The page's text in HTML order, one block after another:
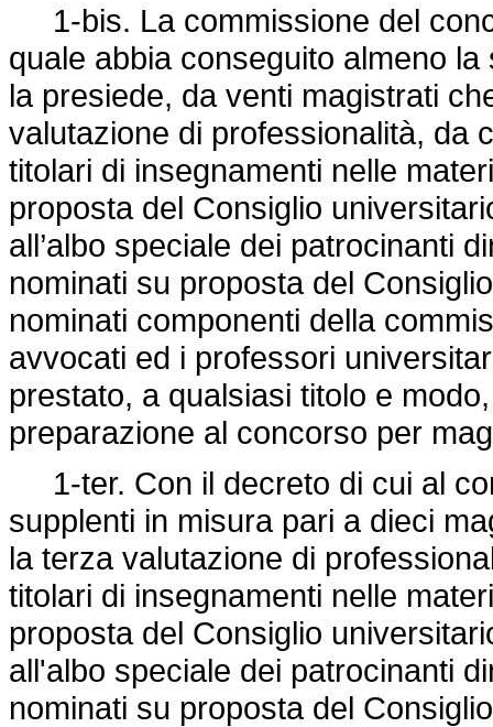
1-bis. La commissione del
quale abbia conseguito almeno
la presiede, da venti magistrati
valutazione di professionalità, da
titolari di insegnamenti nelle
proposta del Consiglio
all’albo speciale dei patrocinanti
nominati su proposta del
nominati componenti della
avvocati ed i professori
prestato, a qualsiasi titolo e
preparazione al concorso per
1-ter. Con il decreto di cui al
supplenti in misura pari a dieci
la terza valutazione di
titolari di insegnamenti nelle
proposta del Consiglio
all'albo speciale dei patrocinanti
nominati su proposta del